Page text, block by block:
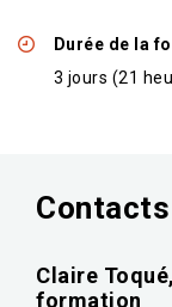
Durée de la
3 jours (21
Contacts
Claire
formation